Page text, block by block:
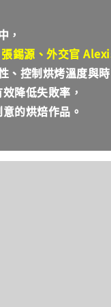
，
錫源、外交官
、控制烘烤溫度與時
降低失敗率，
的烘焙作品。